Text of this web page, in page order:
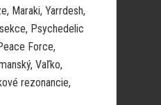
Maraki, Yarrdesh,
Psychedelic
Force,
Vaľko,
rezonancie,